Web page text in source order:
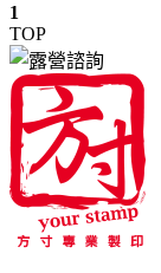
1
TOP